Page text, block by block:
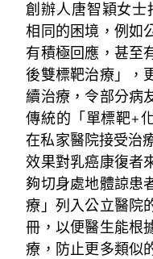
創辦人唐智穎女士
相同的困境，例如
有積極回應，甚至
後雙標靶治療」，
續治療，令部分病
傳統的「單標靶+
在私家醫院接受治
效果對乳癌康復者
夠切身處地體諒患
療」列入公立醫院
冊，以便醫生能根
療，防止更多類似